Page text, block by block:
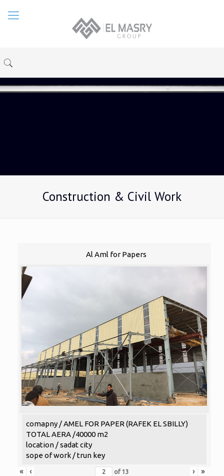
Construction & Civil Work
Al Aml for Papers
comapny / AMEL FOR PAPER (RAFEK EL SBILLY)
TOTAL AERA /40000 m2
location / sadat city
sope of work / trun key
«
‹ of 13 › »